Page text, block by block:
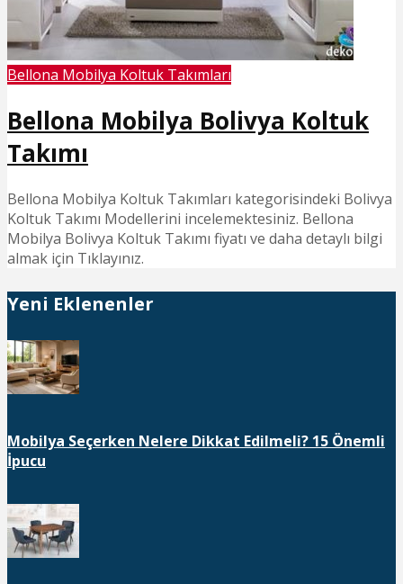
Bellona Mobilya Koltuk Takımları
Bellona Mobilya Bolivya Koltuk
Takımı
Bellona Mobilya Koltuk Takımları kategorisindeki Bolivya
Koltuk Takımı Modellerini incelemektesiniz. Bellona
Mobilya Bolivya Koltuk Takımı fiyatı ve daha detaylı bilgi
almak için Tıklayınız.
Yeni Eklenenler
Mobilya Seçerken Nelere Dikkat Edilmeli? 15 Önemli
İpucu